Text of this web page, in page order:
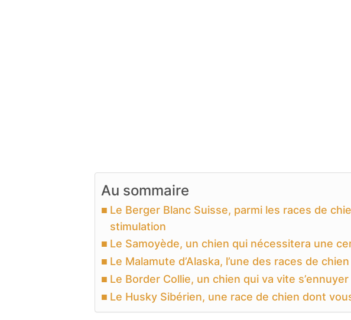
Au sommaire
Le Berger Blanc Suisse, parmi les races de
stimulation
Le Samoyède, un chien qui nécessitera une
Le Malamute d’Alaska, l’une des races de
Le Border Collie, un chien qui va vite s’ennuyer
Le Husky Sibérien, une race de chien dont